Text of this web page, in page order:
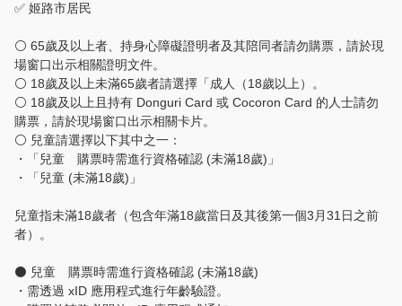
✅ 姬路市居民
⚪ 65歲及以上者、持身心障礙證明者及其陪同者請勿購票，請於現
場窗口出示相關證明文件。
⚪ 18歲及以上未滿65歲者請選擇「成人（18歲以上）。
⚪ 18歲及以上且持有 Donguri Card 或 Cocoron Card 的人士請勿
購票，請於現場窗口出示相關卡片。
⚪ 兒童請選擇以下其中之一：
・「兒童 購票時需進行資格確認 (未滿18歲)」
・「兒童 (未滿18歲)」
兒童指未滿18歲者（包含年滿18歲當日及其後第一個3月31日之前
者）。
⚫ 兒童 購票時需進行資格確認 (未滿18歲)
・需透過 xID 應用程式進行年齡驗證。